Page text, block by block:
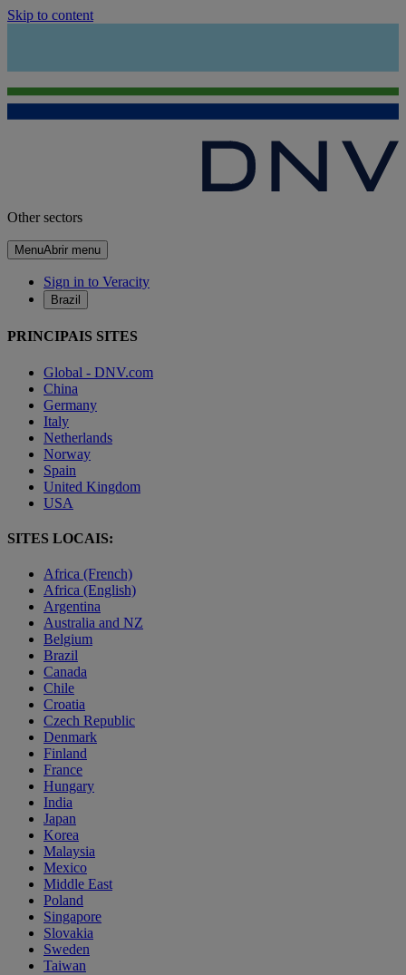
Skip to content
Other sectors
MenuAbrir menu
Sign in to Veracity
Brazil
PRINCIPAIS SITES
Global - DNV.com
China
Germany
Italy
Netherlands
Norway
Spain
United Kingdom
USA
SITES LOCAIS:
Africa (French)
Africa (English)
Argentina
Australia and NZ
Belgium
Brazil
Canada
Chile
Croatia
Czech Republic
Denmark
Finland
France
Hungary
India
Japan
Korea
Malaysia
Mexico
Middle East
Poland
Singapore
Slovakia
Sweden
Taiwan